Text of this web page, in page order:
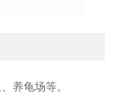
养龟场等。